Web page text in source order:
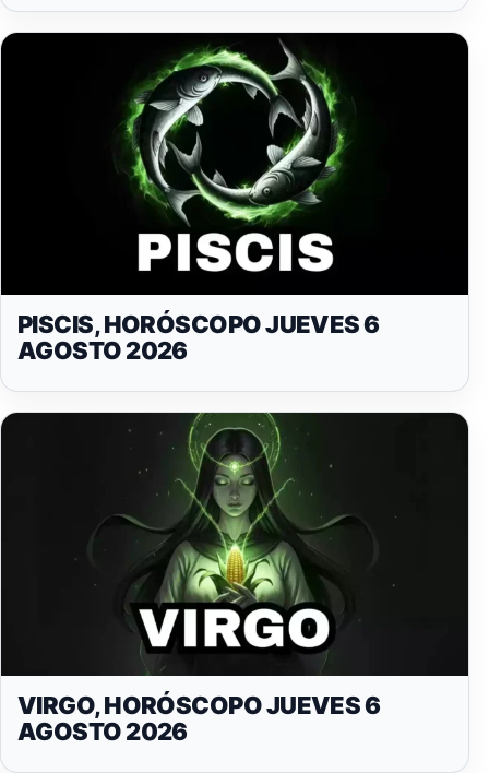
PISCIS, HORÓSCOPO JUEVES 6
AGOSTO 2026
VIRGO, HORÓSCOPO JUEVES 6
AGOSTO 2026